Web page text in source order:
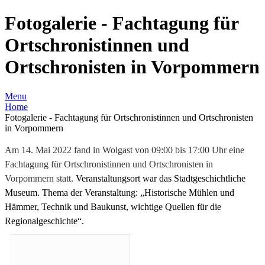
Fotogalerie - Fachtagung für
Ortschronistinnen und
Ortschronisten in Vorpommern
Menu
Home
Fotogalerie - Fachtagung für Ortschronistinnen und Ortschronisten
in Vorpommern
Am 14. Mai 2022 fand in Wolgast von 09:00 bis 17:00 Uhr eine
Fachtagung für Ortschronistinnen und Ortschronisten in
Vorpommern statt. Veranstaltungsort war das Stadtgeschichtliche
Museum. Thema der Veranstaltung: „Historische Mühlen und
Hämmer, Technik und Baukunst, wichtige Quellen für die
Regionalgeschichte“.